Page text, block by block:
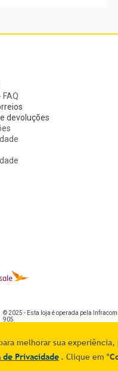
melhorar sua
Privacidade . Clique em "
devoluções
© 2025 - Esta loja é operada pela
905